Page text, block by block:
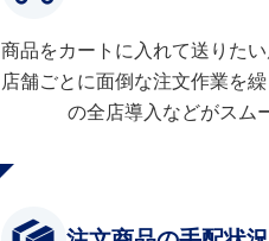
商品をカートに入れて送りたい
店舗ごとに面倒な注文作業を
の全店導入などがスム